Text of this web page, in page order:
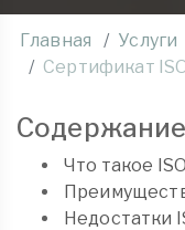
Главная Услуги
Сертификат
Содержание
Что такое
Недостатки